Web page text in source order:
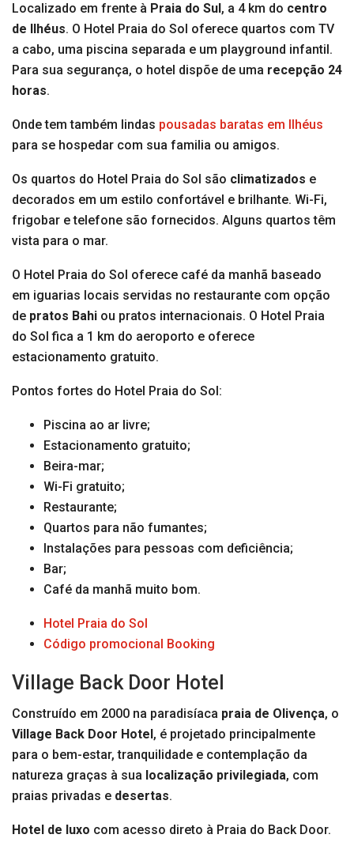
Localizado em frente à Praia do Sul , a 4 km do centro
de Ilhéus. O Hotel Praia do Sol oferece quartos com TV
a cabo, uma piscina separada e um playground infantil.
Para sua segurança, o hotel dispõe de uma recepção 24
horas.
Onde tem também lindas pousadas baratas em Ilhéus
para se hospedar com sua familia ou amigos.
Os quartos do Hotel Praia do Sol são climatizados e
decorados em um estilo confortável e brilhante. Wi-Fi,
frigobar e telefone são fornecidos. Alguns quartos têm
vista para o mar.
O Hotel Praia do Sol oferece café da manhã baseado
em iguarias locais servidas no restaurante com opção
de pratos Bahi ou pratos internacionais. O Hotel Praia
do Sol fica a 1 km do aeroporto e oferece
estacionamento gratuito.
Pontos fortes do Hotel Praia do Sol:
Piscina ao ar livre;
Estacionamento gratuito;
Beira-mar;
Wi-Fi gratuito;
Restaurante;
Quartos para não fumantes;
Instalações para pessoas com deficiência;
Bar;
Café da manhã muito bom.
Hotel Praia do Sol
Código promocional Booking
Village Back Door Hotel
Construído em 2000 na paradisíaca praia de Olivença, o
Village Back Door Hotel , é projetado principalmente
para o bem-estar, tranquilidade e contemplação da
natureza graças à sua localização privilegiada, com
praias privadas e desertas.
Hotel de luxo com acesso direto à Praia do Back Door.